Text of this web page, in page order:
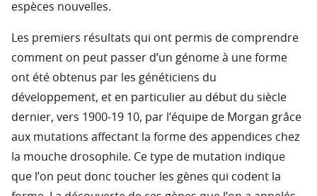
espèces nouvelles.
Les premiers résultats qui ont permis de comprendre
comment on peut passer d’un génome à une forme
ont été obtenus par les généticiens du
développement, et en particulier au début du siècle
dernier, vers 1900-19 10, par l’équipe de Morgan grâce
aux mutations affectant la forme des appendices chez
la mouche drosophile. Ce type de mutation indique
que l’on peut donc toucher les gènes qui codent la